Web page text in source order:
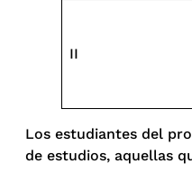
II
Los estudiantes del
de estudios, aquellas